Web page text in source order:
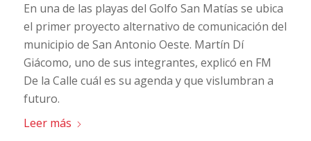
En una de las playas del Golfo San Matías se ubica
el primer proyecto alternativo de comunicación del
municipio de San Antonio Oeste. Martín Dí
Giácomo, uno de sus integrantes, explicó en FM
De la Calle cuál es su agenda y que vislumbran a
futuro.
Leer más